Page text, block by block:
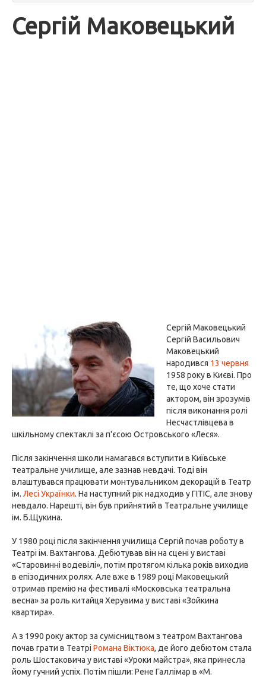
Сергій Маковецький
Сергій Маковецький
Сергій Васильович
Маковецький
народився 13 червня
1958 року в Києві. Про
те, що хоче стати
актором, він зрозумів
після виконання ролі
Несчастлівцева в
шкільному спектаклі за п'єсою Островського «Леся».
Після закінчення школи намагався вступити в Київське
театральне училище, але зазнав невдачі. Тоді він
влаштувався працювати монтувальником декорацій в Театр
ім. Лесі Українки. На наступний рік надходив у ГІТІС, але знову
невдало. Нарешті, він був прийнятий в Театральне училище
ім. Б.Щукина.
У 1980 році після закінчення училища Сергій почав роботу в
Театрі ім. Вахтангова. Дебютував він на сцені у виставі
«Старовинні водевілі», потім протягом кілька років виходив
в епізодичних ролях. Але вже в 1989 році Маковецький
отримав премію на фестивалі «Московська театральна
весна» за роль китайця Херувима у виставі «Зойкина
квартира».
А з 1990 року актор за сумісництвом з театром Вахтангова
почав грати в Театрі Романа Віктюка, де його дебютом стала
роль Шостаковича у виставі «Уроки майстра», яка принесла
йому гучний успіх. Потім пішли: Рене Галлімар в «М.